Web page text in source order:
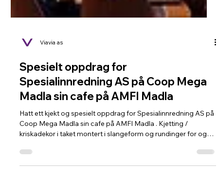
Viavia as
Spesielt oppdrag for
Spesialinnredning AS på Coop Mega
Madla sin cafe på AMFI Madla
Hatt ett kjekt og spesielt oppdrag for Spesialinnredning AS på
kriskadekor i taket montert i slangeform og rundinger for og
live opp lokalet og som dekor . Ble knalltøft syntes me. Morten